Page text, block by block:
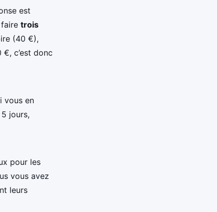
est
trois
(40 €),
c’est donc
vous en
jours,
pour les
vous avez
leurs